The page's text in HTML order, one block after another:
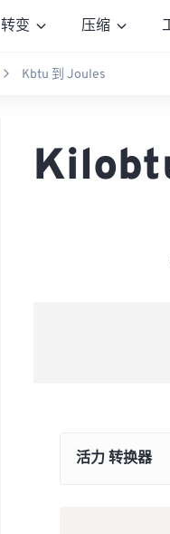
转变 压缩
Kbtu 到 Joules